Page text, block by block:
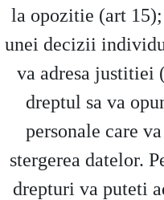
la opozitie (art
unei decizii
va adresa justitiei
dreptul sa va
personale care
stergerea datelor.
drepturi va puteti